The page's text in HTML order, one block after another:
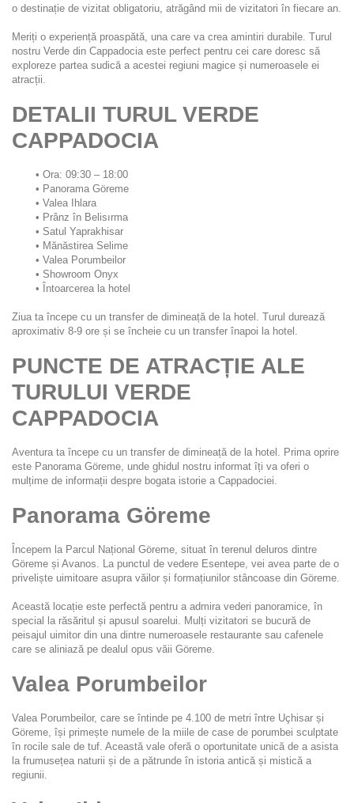
o destinație de vizitat obligatoriu, atrăgând mii de vizitatori în fiecare an.
Meriți o experiență proaspătă, una care va crea amintiri durabile. Turul
nostru Verde din Cappadocia este perfect pentru cei care doresc să
exploreze partea sudică a acestei regiuni magice și numeroasele ei
atracții.
DETALII TURUL VERDE
CAPPADOCIA
Ora: 09:30 – 18:00
Panorama Göreme
Valea Ihlara
Prânz în Belisırma
Satul Yaprakhisar
Mănăstirea Selime
Valea Porumbeilor
Showroom Onyx
Întoarcerea la hotel
Ziua ta începe cu un transfer de dimineață de la hotel. Turul durează
aproximativ 8-9 ore și se încheie cu un transfer înapoi la hotel.
PUNCTE DE ATRACȚIE ALE
TURULUI VERDE
CAPPADOCIA
Aventura ta începe cu un transfer de dimineață de la hotel. Prima oprire
este Panorama Göreme, unde ghidul nostru informat îți va oferi o
mulțime de informații despre bogata istorie a Cappadociei.
Panorama Göreme
Începem la Parcul Național Göreme, situat în terenul deluros dintre
Göreme și Avanos. La punctul de vedere Esentepe, vei avea parte de o
priveliște uimitoare asupra văilor și formațiunilor stâncoase din Göreme.
Această locație este perfectă pentru a admira vederi panoramice, în
special la răsăritul și apusul soarelui. Mulți vizitatori se bucură de
peisajul uimitor din una dintre numeroasele restaurante sau cafenele
care se aliniază pe dealul opus văii Göreme.
Valea Porumbeilor
Valea Porumbeilor, care se întinde pe 4.100 de metri între Uçhisar și
Göreme, își primește numele de la miile de case de porumbei sculptate
în rocile sale de tuf. Această vale oferă o oportunitate unică de a asista
la frumusețea naturii și de a pătrunde în istoria antică și mistică a
regiunii.